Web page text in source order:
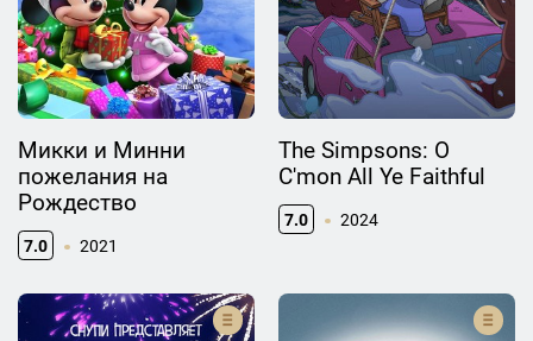
Микки и Минни
пожелания на
Рождество
7.0 2021
The Simpsons: O
C'mon All Ye Faithful
7.0 2024